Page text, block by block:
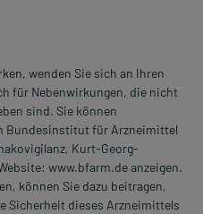
wenden Sie sich an Ihren
für Nebenwirkungen, die nicht
sind. Sie können
Bundesinstitut für Arzneimittel
Kurt-Georg-
www.bfarm.de anzeigen.
können Sie dazu beitragen,
Sicherheit dieses Arzneimittels